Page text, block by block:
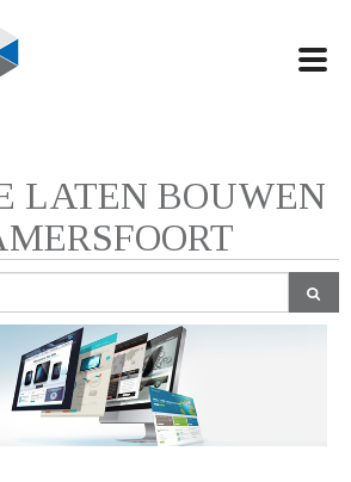
LATEN BOUWEN